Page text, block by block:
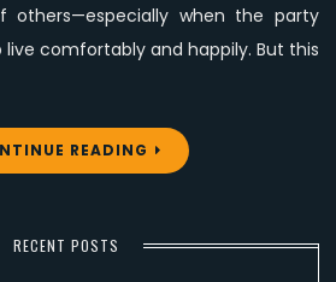
when the party
comfortably and happily. But this
READING
RECENT POSTS